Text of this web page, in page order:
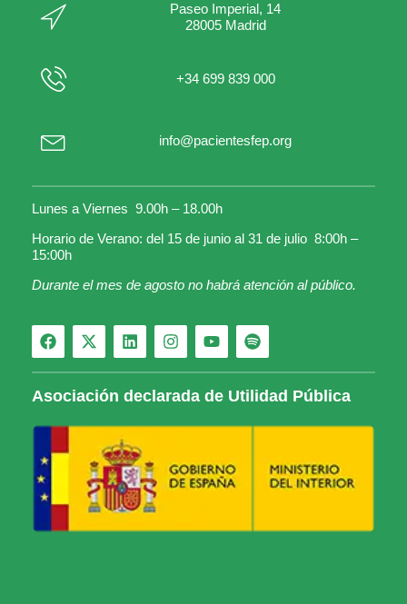
Paseo Imperial, 14
28005 Madrid
+34 699 839 000
info@pacientesfep.org
Lunes a Viernes 9.00h – 18.00h
Horario de Verano: del 15 de junio al 31 de julio 8:00h –
15:00h
Durante el mes de agosto no habrá atención al público.
Asociación declarada de Utilidad Pública